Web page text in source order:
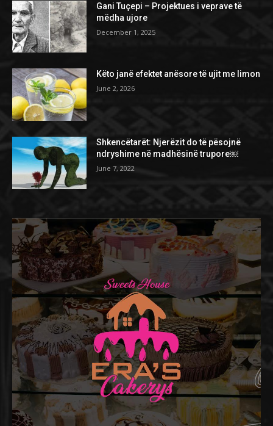
Gani Tuçepi – Projektues i veprave të
mëdha ujore
December 1, 2025
Këto janë efektet anësore të ujit me limon
June 2, 2026
Shkencëtarët: Njerëzit do të pësojnë
ndryshime në madhësinë trupore￼
June 7, 2022